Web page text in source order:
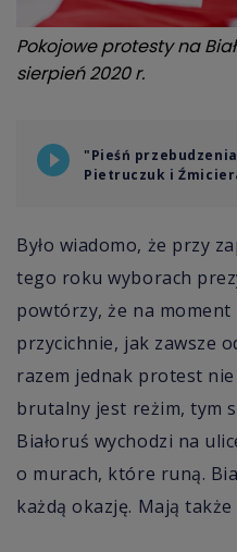
Pokojowe protesty na
sierpień 2020 r.
"Pieśń
Pietruczuk i
Było wiadomo, że przy
tego roku wyborach
powtórzy, że na
przycichnie, jak zawsze
razem jednak protest
brutalny jest reżim, tym
Białoruś wychodzi na
o murach, które runą.
każdą okazję. Mają